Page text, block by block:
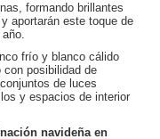
formando brillantes
aportarán este toque de
frío y blanco cálido
posibilidad de
de luces
y espacios de interior
navideña en